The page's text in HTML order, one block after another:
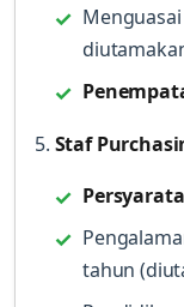
5. Staf
tahun